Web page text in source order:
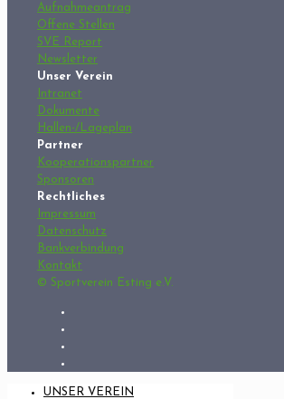
Aufnahmeantrag
Offene Stellen
SVE Report
Newsletter
Unser Verein
Intranet
Dokumente
Hallen-/Lageplan
Partner
Kooperationspartner
Sponsoren
Rechtliches
Impressum
Datenschutz
Bankverbindung
Kontakt
© Sportverein Esting e.V.
UNSER VEREIN